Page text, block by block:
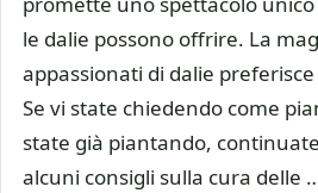
le dalie possono offrire. La
appassionati di dalie
Se vi state chiedendo come
state già piantando,
alcuni consigli sulla cura delle